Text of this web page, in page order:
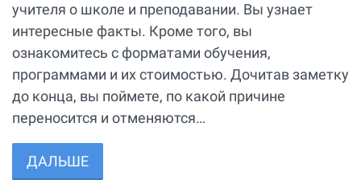
учителя о школе и преподавании. Вы узнает
интересные факты. Кроме того, вы
ознакомитесь с форматами обучения,
программами и их стоимостью. Дочитав заметку
до конца, вы поймете, по какой причине
переносится и отменяются…
ДАЛЬШЕ